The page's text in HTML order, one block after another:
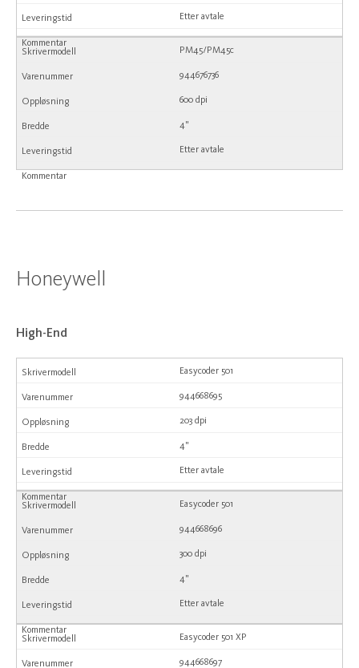
Etter avtale
PM45/PM45c
944676736
600 dpi
4"
Etter avtale
Honeywell
High-End
Easycoder 501
944668695
203 dpi
4"
Etter avtale
Easycoder 501
944668696
300 dpi
4"
Etter avtale
Easycoder 501 XP
944668697